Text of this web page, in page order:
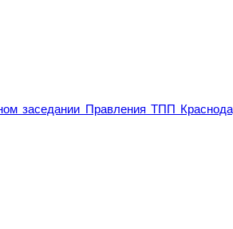
заседании Правления ТПП